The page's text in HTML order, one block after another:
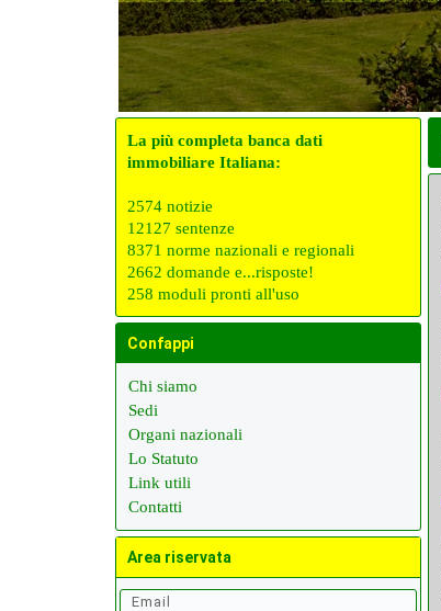
La più completa banca dati
immobiliare Italiana:
2574 notizie
12127 sentenze
8371 norme nazionali e regionali
2662 domande e...risposte!
258 moduli pronti all'uso
Confappi
Chi siamo
Sedi
Organi nazionali
Lo Statuto
Link utili
Contatti
Area riservata